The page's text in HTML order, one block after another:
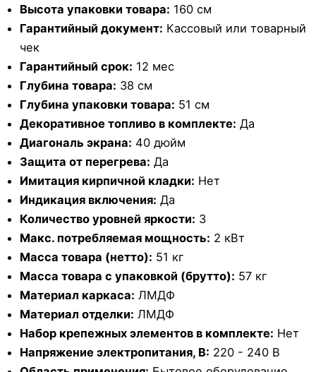
Высота упаковки товара: 160 см
Гарантийный документ: Кассовый или товарный
чек
Гарантийный срок: 12 мес
Глубина товара: 38 см
Глубина упаковки товара: 51 см
Декоративное топливо в комплекте: Да
Диагональ экрана: 40 дюйм
Защита от перегрева: Да
Имитация кирпичной кладки: Нет
Индикация включения: Да
Количество уровней яркости: 3
Макс. потребляемая мощность: 2 кВт
Масса товара (нетто): 51 кг
Масса товара с упаковкой (брутто): 57 кг
Материал каркаса: ЛМДФ
Материал отделки: ЛМДФ
Набор крепежных элементов в комплекте: Нет
Напряжение электропитания, В: 220 - 240 В